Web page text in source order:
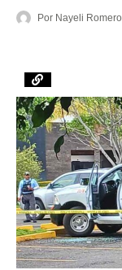
Por Nayeli Romero